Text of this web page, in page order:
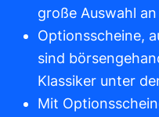
große Auswahl
Optionsscheine,
sind
Klassiker unter
Mit